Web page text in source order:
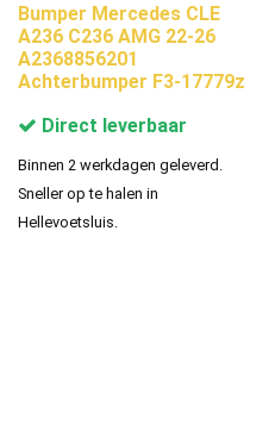
Bumper Mercedes CLE
A236 C236 AMG 22-26
A2368856201
Achterbumper F3-17779z
Direct leverbaar
Binnen 2 werkdagen geleverd.
Sneller op te halen in
Hellevoetsluis.